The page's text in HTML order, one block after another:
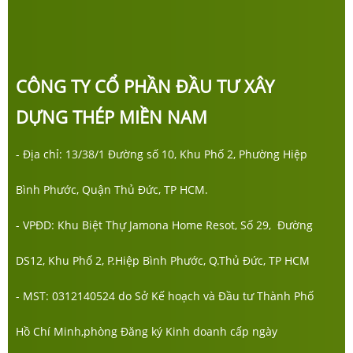
CÔNG TY CỔ PHẦN ĐẦU TƯ XÂY
DỰNG THÉP MIỀN NAM
- Địa chỉ: 13/38/1 Đường số 10, Khu Phố 2, Phường Hiệp
Bình Phước, Quận Thủ Đức, TP HCM.
- VPĐD: Khu Biệt Thự Jamona Home Resot, Số 29, Đường
DS12, Khu Phố 2, P.Hiệp Bình Phước, Q.Thủ Đức, TP HCM
- MST: 0312140524 do Sở Kế hoạch và Đầu tư Thành Phố
Hồ Chí Minh,phòng Đăng ký Kinh doanh cấp ngày